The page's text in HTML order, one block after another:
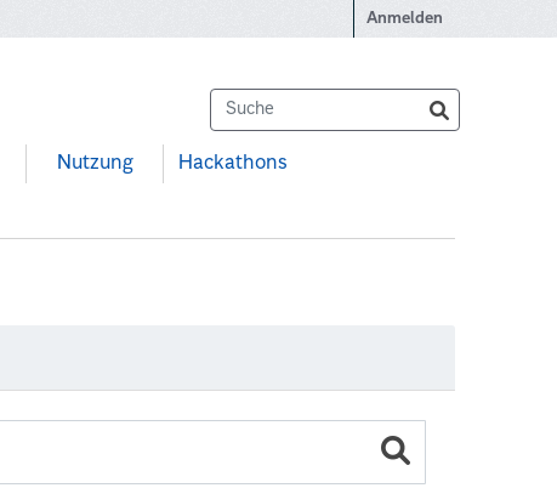
Anmelden
Nutzung Hackathons